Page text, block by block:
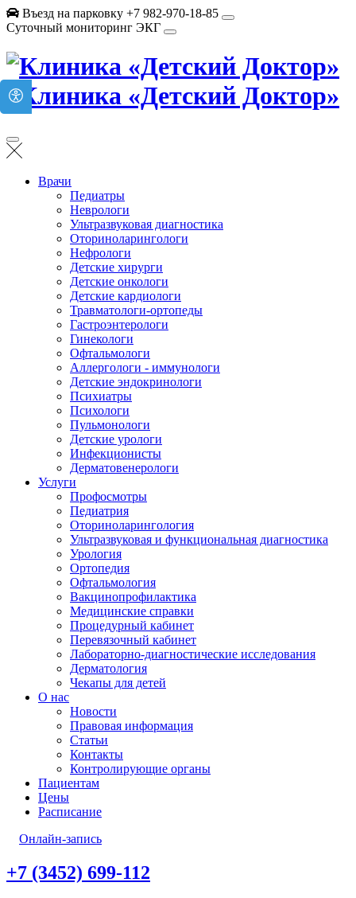
Въезд на парковку +7 982-970-18-85
Суточный мониторинг ЭКГ
Врачи
Педиатры
Неврологи
Ультразвуковая диагностика
Оториноларингологи
Нефрологи
Детские хирурги
Детские онкологи
Детские кардиологи
Травматологи-ортопеды
Гастроэнтерологи
Гинекологи
Офтальмологи
Аллергологи - иммунологи
Детские эндокринологи
Психиатры
Психологи
Пульмонологи
Детские урологи
Инфекционисты
Дерматовенерологи
Услуги
Профосмотры
Педиатрия
Оториноларингология
Ультразвуковая и функциональная диагностика
Урология
Ортопедия
Офтальмология
Вакцинопрофилактика
Медицинские справки
Процедурный кабинет
Перевязочный кабинет
Лабораторно-диагностические исследования
Дерматология
Чекапы для детей
О нас
Новости
Правовая информация
Статьи
Контакты
Контролирующие органы
Пациентам
Цены
Расписание
Онлайн-запись
+7 (3452) 699-112